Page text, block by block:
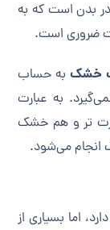
بدن است که به
ضروری است.
خشکبه حساب
به عبارت
تر و هم خشک
انجام می‌شود.
اما بسیاری از